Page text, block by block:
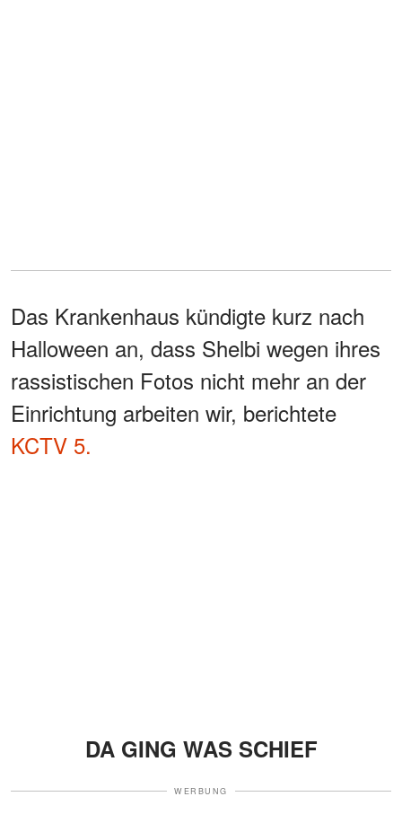
Das Krankenhaus kündigte kurz nach
Halloween an, dass Shelbi wegen ihres
rassistischen Fotos nicht mehr an der
Einrichtung arbeiten wir, berichtete
KCTV 5.
DA GING WAS SCHIEF
WERBUNG